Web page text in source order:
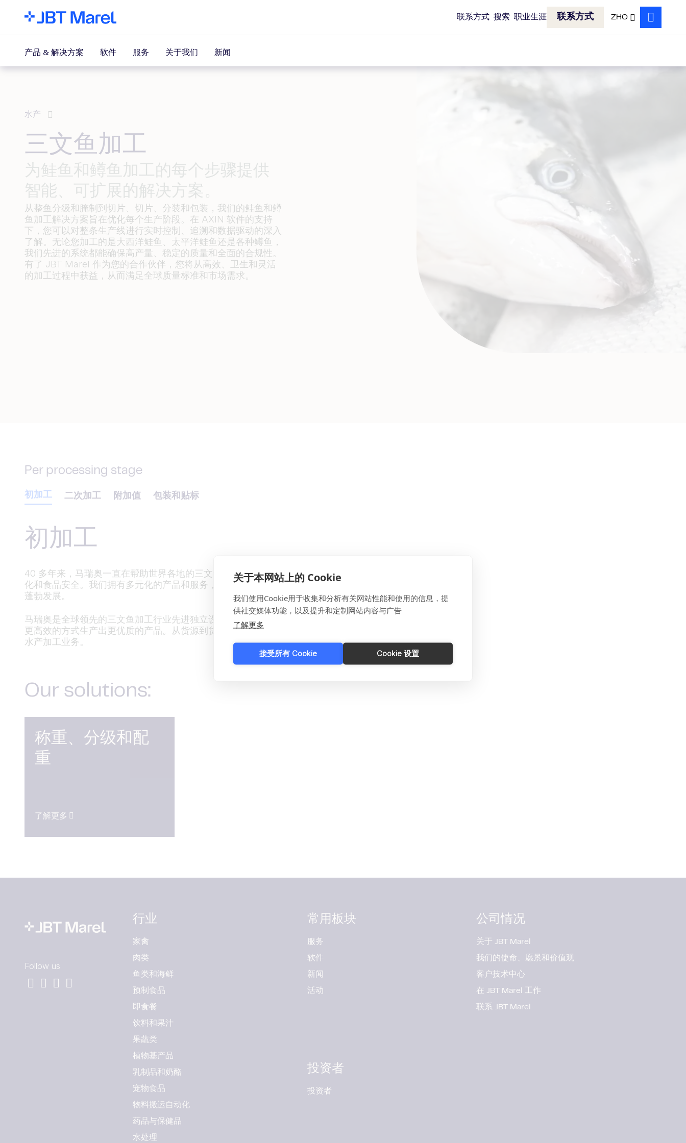
关于本网站上的 Cookie
我们使用Cookie用于收集和分析有关网站性能和使用的信息，提
供社交媒体功能，以及提升和定制网站内容与广告
了解更多
接受所有 Cookie Cookie 设置
联系方式 搜索 职业生涯 联系方式 ZHO
搜索
产品 & 解决方案 软件 服务 关于我们 新闻
水产
三文鱼加工
为鲑鱼和鳟鱼加工的每个步骤提供
智能、可扩展的解决方案。
从整鱼分级和腌制到切片、切片、分装和包装，我们的鲑鱼和鳟
鱼加工解决方案旨在优化每个生产阶段。在 AXIN 软件的支持
下，您可以对整条生产线进行实时控制、追溯和数据驱动的深入
了解。无论您加工的是大西洋鲑鱼、太平洋鲑鱼还是各种鳟鱼，
我们先进的系统都能确保高产量、稳定的质量和全面的合规性。
有了 JBT Marel 作为您的合作伙伴，您将从高效、卫生和灵活
的加工过程中获益，从而满足全球质量标准和市场需求。
Per processing stage
初加工 二次加工 附加值 包装和贴标
初加工
40 多年来，马瑞奥一直在帮助世界各地的三文鱼加工商更好地利用原料，同时减少加工时间，提高自动
化和食品安全。我们拥有多元化的产品和服务，可以满足任何公司规模或发展目标，从而帮助您的业务
蓬勃发展。
马瑞奥是全球领先的三文鱼加工行业先进独立设备和集成系统供应商。我们的创新使水产加工商能够以
更高效的方式生产出更优质的产品。从货源到货架，我们拥有解决方案和专业知识来装备今天和未来的
水产加工业务。
Our solutions:
称重、分级和配
重
了解更多
Follow us
行业
家禽
肉类
鱼类和海鲜
预制食品
即食餐
饮料和果汁
果蔬类
植物基产品
乳制品和奶酪
宠物食品
物料搬运自动化
药品与保健品
水处理
常用板块
服务
软件
新闻
活动
公司情况
关于 JBT Marel
我们的使命、愿景和价值观
客户技术中心
在 JBT Marel 工作
联系 JBT Marel
投资者
投资者